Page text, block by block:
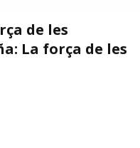
de les
La força de les